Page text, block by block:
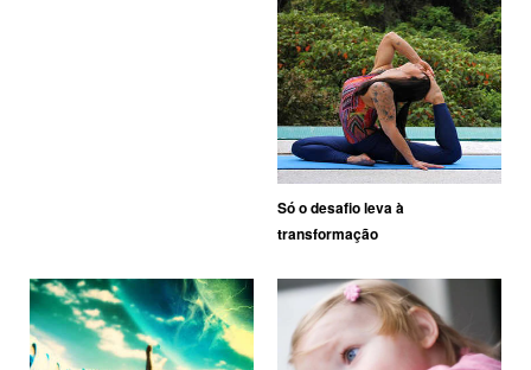
Só o desafio leva à
transformação